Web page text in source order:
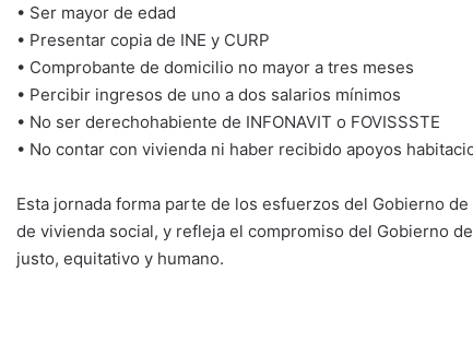
• Ser mayor de edad
• Presentar copia de INE y CURP
• Comprobante de domicilio no mayor a tres meses
• Percibir ingresos de uno a dos salarios mínimos
• No ser derechohabiente de INFONAVIT o FOVISSSTE
• No contar con vivienda ni haber recibido apoyos
Esta jornada forma parte de los esfuerzos del Gobierno
de vivienda social, y refleja el compromiso del Gobierno
justo, equitativo y humano.